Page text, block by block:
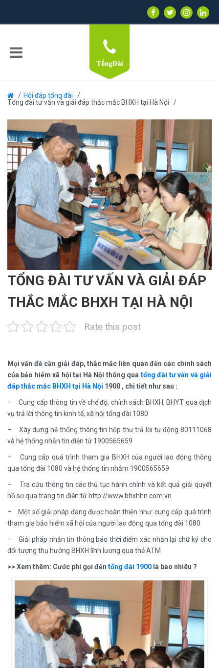
Hỏi đáp tổng đài
Tổng đài tư vấn và giải đáp thắc mắc BHXH tại Hà Nội
TỔNG ĐÀI TƯ VẤN VÀ GIẢI ĐÁP
THẮC MẮC BHXH TẠI HÀ NỘI
Rate this post
Mọi vấn đề cần giải đáp, thắc mắc liên quan đến các chính sách
của bảo hiểm xã hội tại Hà Nội thông qua tổng đài tư vấn và giải
đáp thắc mắc BHXH tại Hà Nội 1900 , chi tiết như sau :
– Cung cấp thông tin về chế độ, chính sách BHXH, BHYT qua dịch
vụ trả lời thông tin kinh tế, xã hội tổng đài 1080
– Xây dựng hệ thống thông tin hộp thư trả lời tự động 80111068
và hệ thống nhắn tin điện tử 1900565659
– Cung cấp quá trình tham gia BHXH của người lao động thông
qua tổng đài 1080 và hệ thống tin nhắm 1900565659
– Tra cứu thông tin các thủ tục hành chính và kết quả giải quyết
hồ sơ qua trang tin điện tử http://www.bhxhhn.com.vn
– Một số giải pháp đang được hoàn thiện như: cung cấp quá trình
tham gia bảo hiểm xã hội của người lao động qua tổng đài 1080
– Giải pháp nhắn tin thông báo thời điểm xác nhận lại chữ ký cho
đối tượng thụ hưởng BHXH lĩnh lương qua thẻ ATM
>> Xem thêm: Cước phí gọi đến tổng đài 1900 là bao nhiêu ?